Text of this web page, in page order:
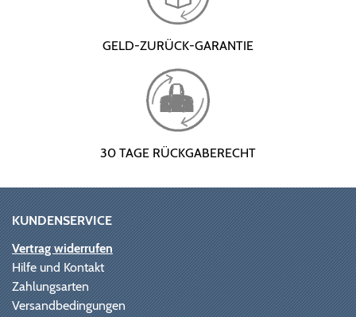
GELD-ZURÜCK-GARANTIE
30 TAGE RÜCKGABERECHT
KUNDENSERVICE
Vertrag widerrufen
Hilfe und Kontakt
Zahlungsarten
Versandbedingungen